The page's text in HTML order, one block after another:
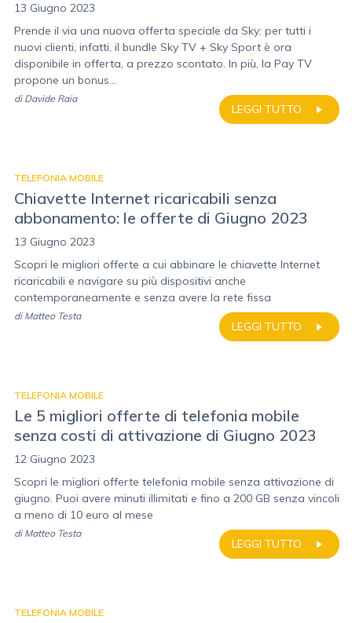
13 Giugno 2023
Prende il via una nuova offerta speciale da Sky: per tutti i
nuovi clienti, infatti, il bundle Sky TV + Sky Sport è ora
disponibile in offerta, a prezzo scontato. In più, la Pay TV
propone un bonus...
LEGGI TUTTO
di Davide Raia
TELEFONIA MOBILE
Chiavette Internet ricaricabili senza
abbonamento: le offerte di Giugno 2023
13 Giugno 2023
Scopri le migliori offerte a cui abbinare le chiavette Internet
ricaricabili e navigare su più dispositivi anche
contemporaneamente e senza avere la rete fissa
LEGGI TUTTO
di Matteo Testa
TELEFONIA MOBILE
Le 5 migliori offerte di telefonia mobile
senza costi di attivazione di Giugno 2023
12 Giugno 2023
Scopri le migliori offerte telefonia mobile senza attivazione di
giugno. Puoi avere minuti illimitati e fino a 200 GB senza vincoli
a meno di 10 euro al mese
LEGGI TUTTO
di Matteo Testa
TELEFONIA MOBILE